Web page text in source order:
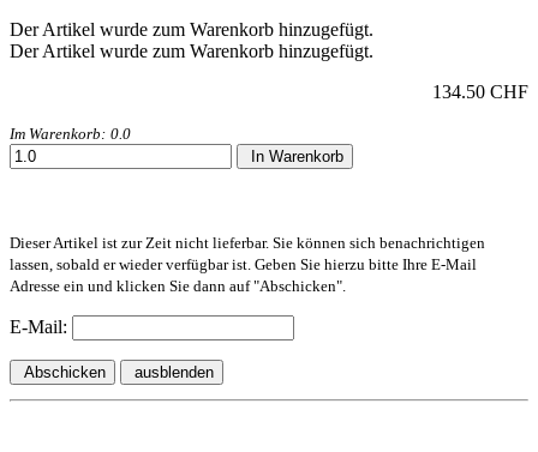
Der Artikel wurde zum Warenkorb hinzugefügt.
Der Artikel wurde zum Warenkorb hinzugefügt.
134.50 CHF
Im Warenkorb: 0.0
In Warenkorb
Dieser Artikel ist zur Zeit nicht lieferbar. Sie können sich benachrichtigen
lassen, sobald er wieder verfügbar ist. Geben Sie hierzu bitte Ihre E-Mail
Adresse ein und klicken Sie dann auf "Abschicken".
E-Mail:
Abschicken ausblenden